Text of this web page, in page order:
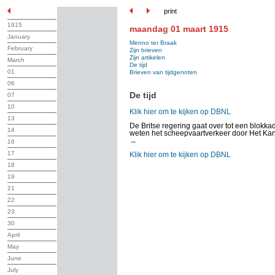
print
1915
January
February
March
01
06
07
10
13
14
16
17
18
19
21
22
23
30
April
May
June
July
maandag 01 maart 1915
Menno ter Braak
Zijn brieven
Zijn artikelen
De tijd
Brieven van tijdgenoten
De tijd
Klik hier om te kijken op DBNL
De Britse regering gaat over tot een
weten het scheepvaartverkeer door Het
→
Klik hier om te kijken op DBNL